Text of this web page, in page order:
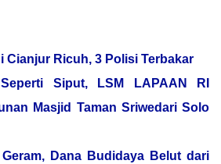
Cianjur Ricuh, 3 Polisi Terbakar
Siput, LSM LAPAAN RI
Masjid Taman Sriwedari Solo
Dana Budidaya Belut dari